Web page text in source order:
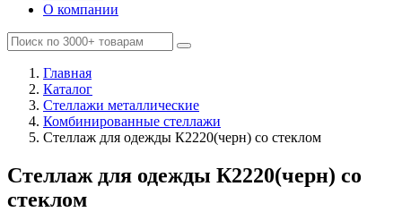
О компании
Главная
Каталог
Стеллажи металлические
Комбинированные стеллажи
Стеллаж для одежды К2220(черн) со стеклом
Стеллаж для одежды К2220(черн) со
стеклом